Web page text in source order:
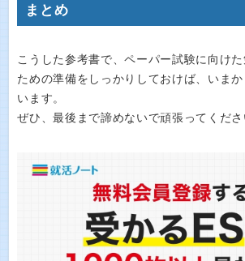
まとめ
こうした参考書で、ペーパー試験に向け
ための準備をしっかりしておけば、いま
います。
ぜひ、最後まで諦めないで頑張ってくださ